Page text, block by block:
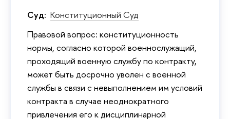
Суд: Конституционный Суд
Правовой вопрос: конституционность
нормы, согласно которой военнослужащий,
проходящий военную службу по контракту,
может быть досрочно уволен с военной
службы в связи с невыполнением им условий
контракта в случае неоднократного
привлечения его к дисциплинарной